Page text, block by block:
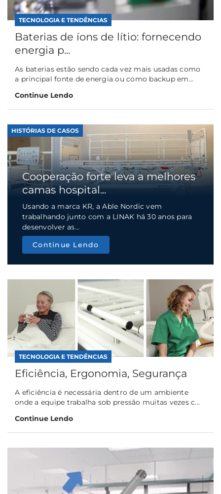
TECNOLOGIA E TENDÊNCIAS
Baterias de íons de lítio: fornecendo
energia p...
As baterias estão sendo cada vez mais usadas como
a principal fonte de energia ou como backup em...
Continue Lendo
HISTÓRIAS DE CASOS
Cooperação forte leva a melhores
camas hospital...
Usando a marca KR, a Able Nordic vem
trabalhando junto com a LINAK há 30 anos para
desenvolver as...
Continue Lendo
TECNOLOGIA E TENDÊNCIAS
Eficiência, Ergonomia, Segurança
A eficiência é necessária dentro de um ambiente
onde a equipe trabalha sob pressão muitas vezes c...
Continue Lendo